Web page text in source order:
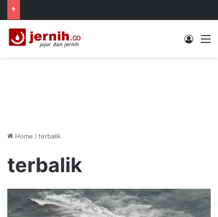
Log In
Home /terbalik
terbalik